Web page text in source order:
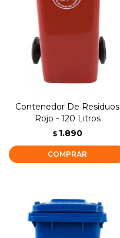
Contenedor De Residuos
Rojo - 120 Litros
$ 1.890